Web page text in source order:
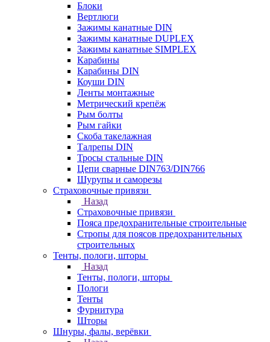
Блоки
Вертлюги
Зажимы канатные DIN
Зажимы канатные DUPLEX
Зажимы канатные SIMPLEX
Карабины
Карабины DIN
Коуши DIN
Ленты монтажные
Метрический крепёж
Рым болты
Рым гайки
Скоба такелажная
Талрепы DIN
Тросы стальные DIN
Цепи сварные DIN763/DIN766
Шурупы и саморезы
Страховочные привязи
Назад
Страховочные привязи
Пояса предохранительные строительные
Стропы для поясов предохранительных
строительных
Тенты, пологи, шторы
Назад
Тенты, пологи, шторы
Пологи
Тенты
Фурнитура
Шторы
Шнуры, фалы, верёвки